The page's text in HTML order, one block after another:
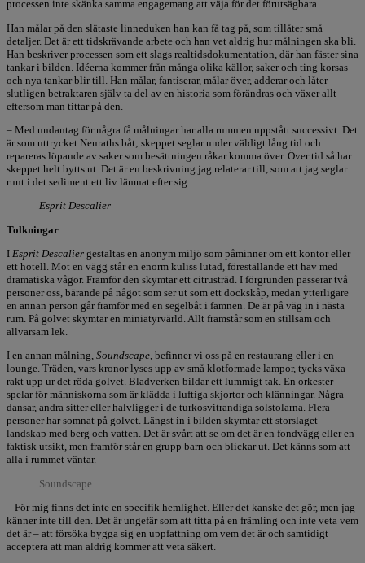
processen inte skänka samma engagemang att väja för det förutsägbara.
Han målar på den slätaste linneduken han kan få tag på, som tillåter små
detaljer. Det är ett tidskrävande arbete och han vet aldrig hur målningen ska bli.
Han beskriver processen som ett slags realtidsdokumentation, där han fäster sina
tankar i bilden. Idéerna kommer från många olika källor, saker och ting korsas
och nya tankar blir till. Han målar, fantiserar, målar över, adderar och låter
slutligen betraktaren själv ta del av en historia som förändras och växer allt
eftersom man tittar på den.
– Med undantag för några få målningar har alla rummen uppstått successivt. Det
är som uttrycket Neuraths båt; skeppet seglar under väldigt lång tid och
repareras löpande av saker som besättningen råkar komma över. Över tid så har
skeppet helt bytts ut. Det är en beskrivning jag relaterar till, som att jag seglar
runt i det sediment ett liv lämnat efter sig.
Esprit Descalier
Tolkningar
I Esprit Descalier gestaltas en anonym miljö som påminner om ett kontor eller
ett hotell. Mot en vägg står en enorm kuliss lutad, föreställande ett hav med
dramatiska vågor. Framför den skymtar ett citrusträd. I förgrunden passerar två
personer oss, bärande på något som ser ut som ett dockskåp, medan ytterligare
en annan person går framför med en segelbåt i famnen. De är på väg in i nästa
rum. På golvet skymtar en miniatyrvärld. Allt framstår som en stillsam och
allvarsam lek.
I en annan målning, Soundscape, befinner vi oss på en restaurang eller i en
lounge. Träden, vars kronor lyses upp av små klotformade lampor, tycks växa
rakt upp ur det röda golvet. Bladverken bildar ett lummigt tak. En orkester
spelar för människorna som är klädda i luftiga skjortor och klänningar. Några
dansar, andra sitter eller halvligger i de turkosvitrandiga solstolarna. Flera
personer har somnat på golvet. Längst in i bilden skymtar ett storslaget
landskap med berg och vatten. Det är svårt att se om det är en fondvägg eller en
faktisk utsikt, men framför står en grupp barn och blickar ut. Det känns som att
alla i rummet väntar.
Soundscape
– För mig finns det inte en specifik hemlighet. Eller det kanske det gör, men jag
känner inte till den. Det är ungefär som att titta på en främling och inte veta vem
det är – att försöka bygga sig en uppfattning om vem det är och samtidigt
acceptera att man aldrig kommer att veta säkert.